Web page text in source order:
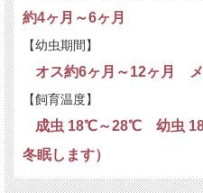
約4ヶ月～6ヶ月
【幼虫期間】
オス約6ヶ月～12ヶ月
【飼育温度】
成虫 18℃～28℃ 幼虫
冬眠します）